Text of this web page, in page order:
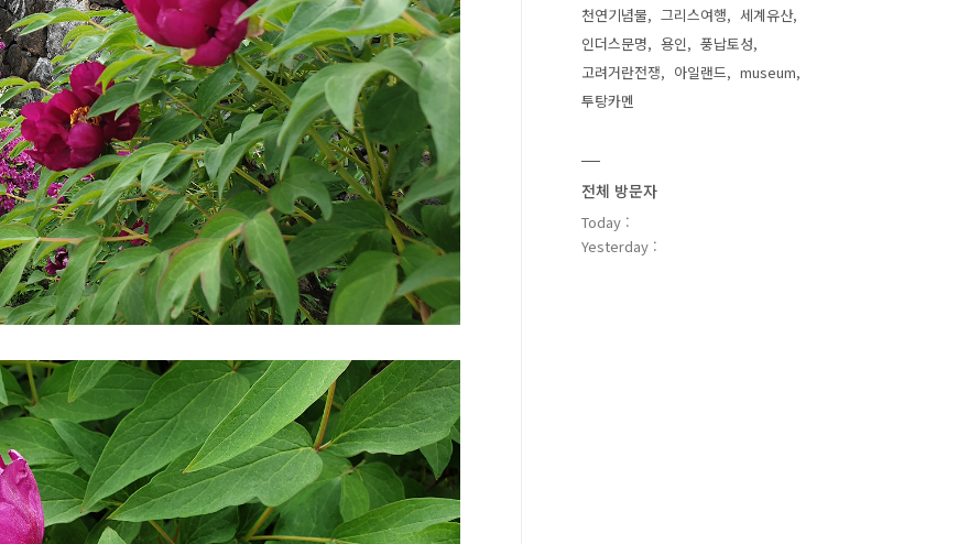
천연기념물
그리스여행
세계유산
인더스문명
용인
풍납토성
고려거란전쟁
아일랜드
museum
투탕카멘
전체 방문자
Today :
Yesterday :